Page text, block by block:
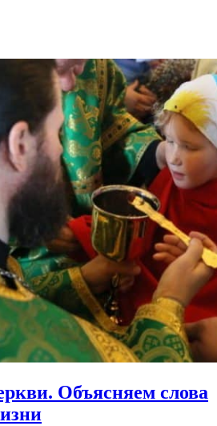
Объясняем слова